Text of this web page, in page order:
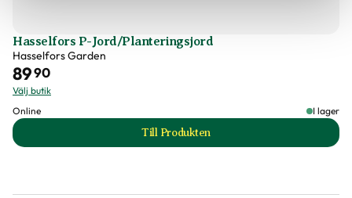
Hasselfors P-Jord/Planteringsjord
Hasselfors Garden
8990
Välj butik
Online
I lager
Till Produkten
till Hasselfors P-Jord/